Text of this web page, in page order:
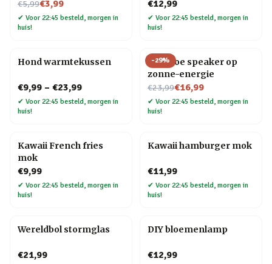
€5,99
Nu voor€3,99
✔ Voor 22:45 besteld, morgen in
huis!
€12,99
✔ Voor 22:45 besteld, morgen in
huis!
Hond warmtekussen
€9,99 – €23,99
✔ Voor 22:45 besteld, morgen in
huis!
-29%
Bamboe speaker op
zonne-energie
€23,99
Nu voor€16,99
✔ Voor 22:45 besteld, morgen in
huis!
Kawaii French fries
mok
€9,99
✔ Voor 22:45 besteld, morgen in
huis!
Kawaii hamburger mok
€11,99
✔ Voor 22:45 besteld, morgen in
huis!
Wereldbol stormglas
€21,99
DIY bloemenlamp
€12,99